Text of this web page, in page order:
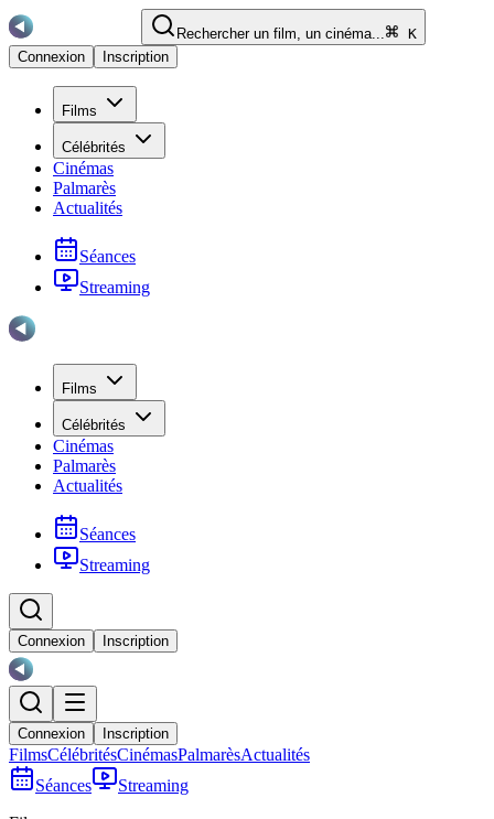
Rechercher un film, un cinéma...
K
Connexion
Inscription
Films
Célébrités
Cinémas
Palmarès
Actualités
Séances
Streaming
Films
Célébrités
Cinémas
Palmarès
Actualités
Séances
Streaming
Connexion Inscription
Connexion Inscription
FilmsCélébritésCinémasPalmarèsActualités
Séances
Streaming